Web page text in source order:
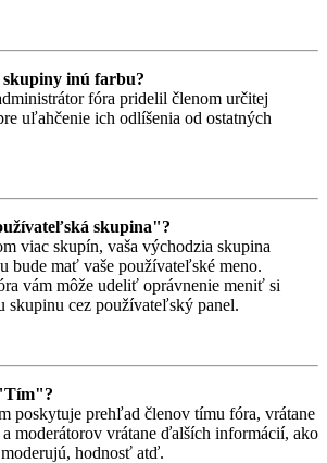
inú farbu?
fóra pridelil členom určitej
uľahčenie ich odlíšenia od ostatných
skupina"?
viac skupín, vaša východzia skupina
bude mať vaše používateľské meno.
vám môže udeliť oprávnenie meniť si
skupinu cez používateľský panel.
poskytuje prehľad členov tímu fóra, vrátane
moderátorov vrátane ďalších informácií, ako
hodnosť atď.